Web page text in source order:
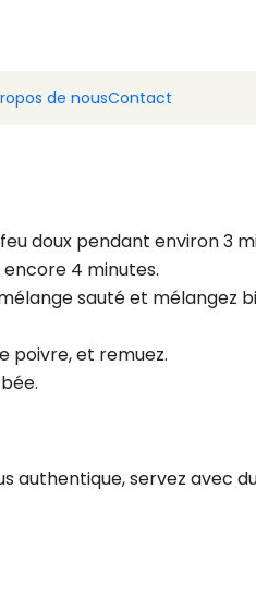
de nousContact
doux pendant environ 3
4 minutes.
sauté et mélangez
poivre, et remuez.
authentique, servez avec